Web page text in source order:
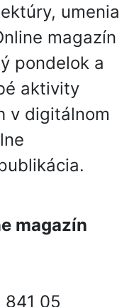
umenia
magazín
pondelok a
aktivity
v digitálnom
magazín
05